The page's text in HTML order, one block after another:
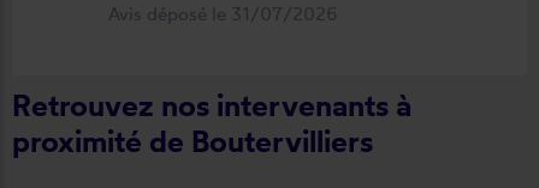
Avis déposé le 31/07/2026
Retrouvez nos intervenants à
proximité de Boutervilliers